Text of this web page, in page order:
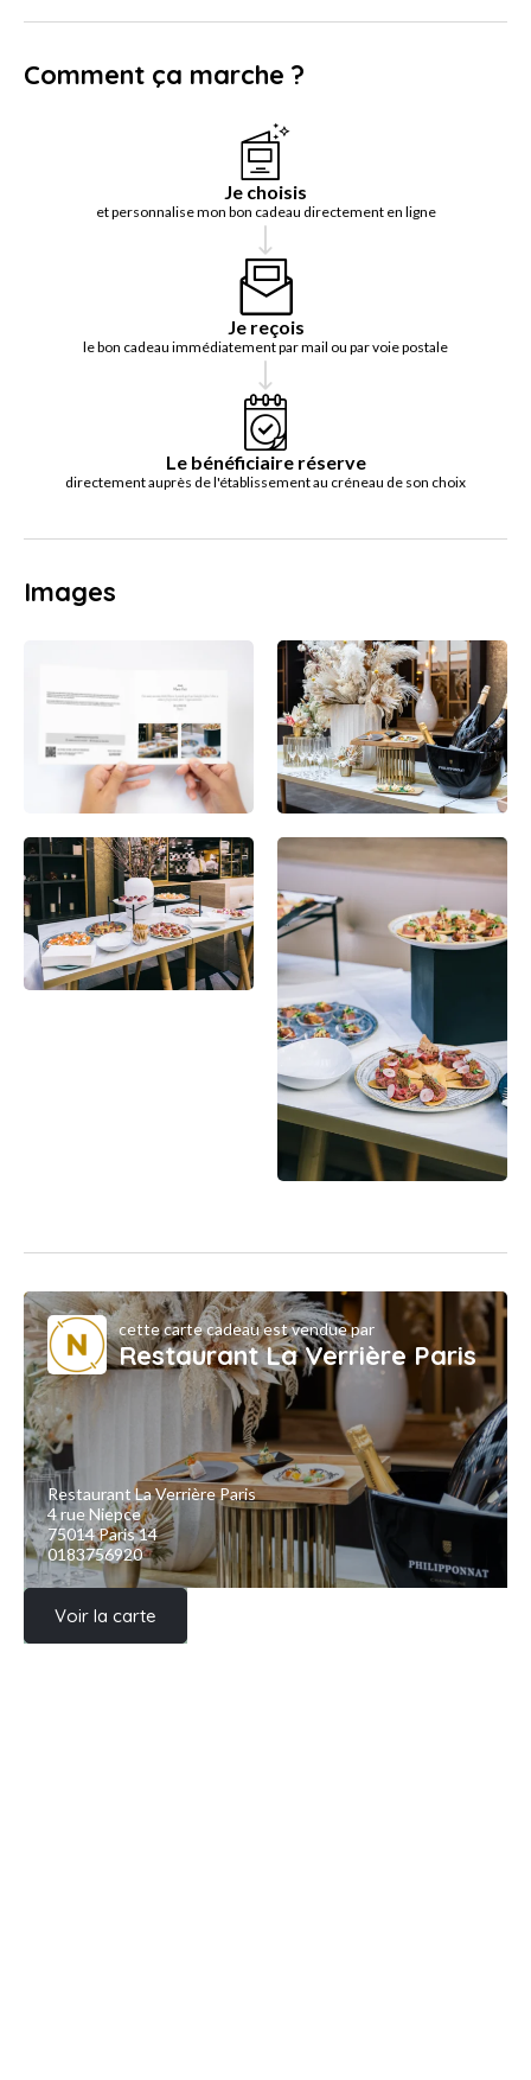
Comment ça marche ?
Je choisis
et personnalise mon bon cadeau directement en ligne
Je reçois
le bon cadeau immédiatement par mail ou par voie postale
Le bénéficiaire réserve
directement auprès de l'établissement au créneau de son choix
Images
cette carte cadeau est vendue par
Restaurant La Verrière Paris
Restaurant La Verrière Paris
4 rue Niepce
75014 Paris 14
0183756920
Voir la carte